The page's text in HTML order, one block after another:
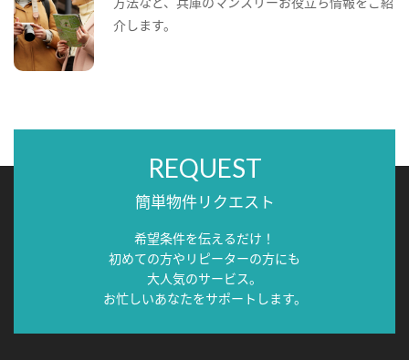
介します。
REQUEST
簡単物件リクエスト
希望条件を伝えるだけ！
初めての方やリピーターの方にも
大人気のサービス。
お忙しいあなたをサポートします。